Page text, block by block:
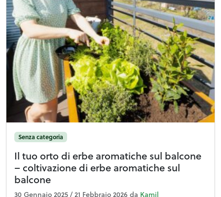
Senza categoria
Il tuo orto di erbe aromatiche sul balcone
– coltivazione di erbe aromatiche sul
balcone
30 Gennaio 2025 / 21 Febbraio 2026 da Kamil